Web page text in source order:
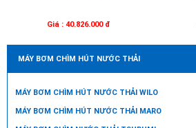
Giá : 40.826.000 đ
MÁY BƠM CHÌM HÚT NƯỚC THẢI
MÁY BƠM CHÌM HÚT NƯỚC THẢI WILO
MÁY BƠM CHÌM HÚT NƯỚC THẢI MARO